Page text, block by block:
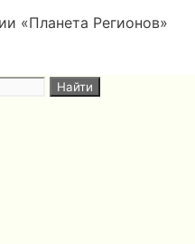
«Планета Регионов»